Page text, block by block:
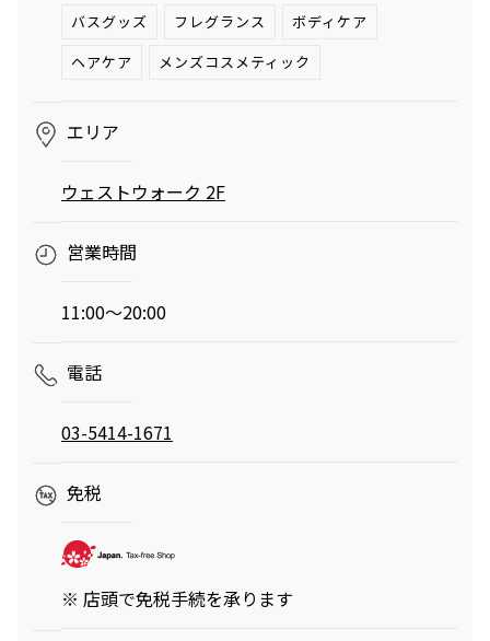
バスグッズ フレグランス
ボディケア
ヘアケア
メンズコスメティック
エリア
ウェストウォーク 2F
営業時間
11:00～20:00
電話
03-5414-1671
免税
※ 店頭で免税手続を承ります